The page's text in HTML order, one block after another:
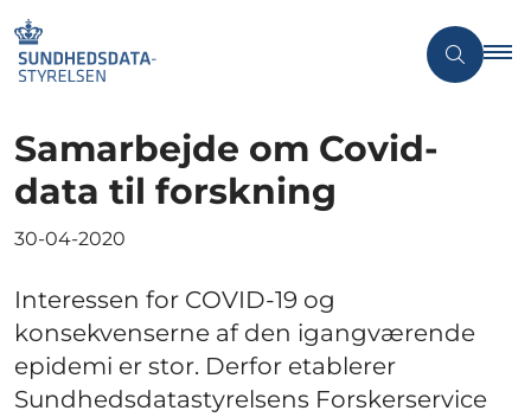
Samarbejde om Covid-
data til forskning
30-04-2020
Interessen for COVID-19 og
konsekvenserne af den igangværende
epidemi er stor. Derfor etablerer
Sundhedsdatastyrelsens Forskerservice